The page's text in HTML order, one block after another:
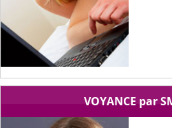
VOYANCE par